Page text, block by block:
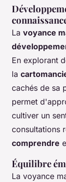
La voyance
En explorant
la
cachés de sa
permet
cultiver un
consultations
comprendre
Équilibre
La voyance